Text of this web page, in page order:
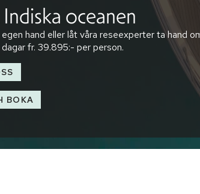
oceanen
hand eller låt våra reseexperter ta hand
fr. 39.895:- per person.
BOKA